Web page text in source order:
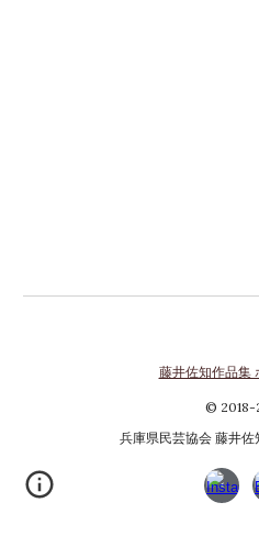
藤井佐知作品集
© 2018-
兵庫県民芸協会 藤井